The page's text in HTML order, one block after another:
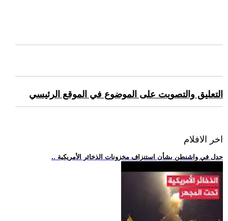
التعليق والتصويت على الموضوع في الموقع الرئيسي
اخر الافلام
.. جدل في واشنطن بشأن استنزاف مخزونات الذخائر الأمريكية